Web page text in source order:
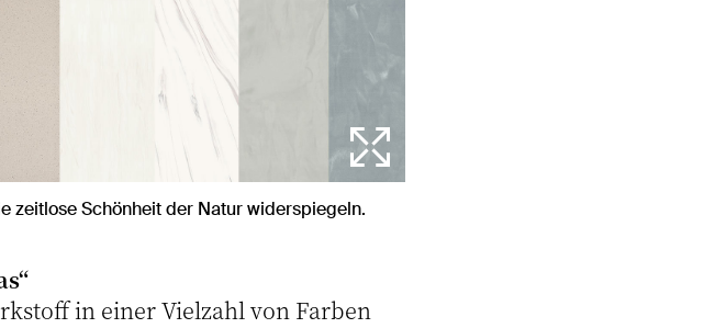
zeitlose Schönheit der Natur widerspiegeln.
in einer Vielzahl von Farben